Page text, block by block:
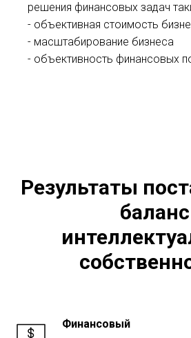
решения финансовых задач
- объективная стоимость
- масштабирование бизнеса
- объективность финансовых
Результаты
баланс
Финансовый